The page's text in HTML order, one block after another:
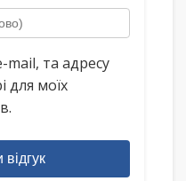
mail, та адресу
для моїх
відгук